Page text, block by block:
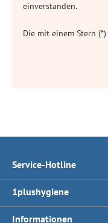
einverstanden.
Die mit einem Stern
Service-Hotline
1plushygiene
Informationen